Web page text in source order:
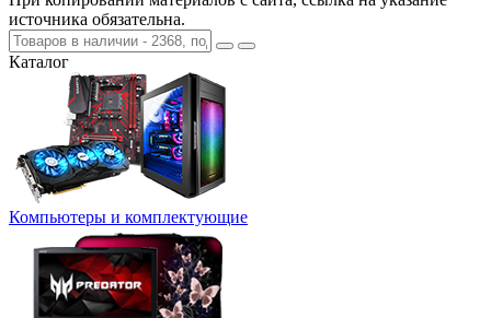
источника обязательна.
Каталог
Компьютеры и комплектующие